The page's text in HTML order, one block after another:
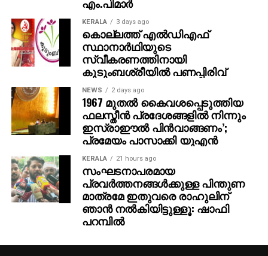
KERALA 3 days ago
കൊല്ലത്ത് എല്‍ഡിഎഫ്
സ്ഥാനാര്‍ഥിയുടെ
സ്വീകരണത്തിനായി
കുടുംബശ്രീയില്‍ പണപ്പിരിവ്
NEWS 2 days ago
1967 മുതല്‍ കൈവശപ്പെടുത്തിയ
ഫലസ്തീന്‍ പ്രദേശങ്ങളില്‍ നിന്നും
ഇസ്രാഈല്‍ പിന്‍വാങ്ങണം’;
പ്രമേയം പാസാക്കി യുഎന്‍
KERALA 21 hours ago
സംഘടനാപരമായ
പ്രവര്‍ത്തനങ്ങള്‍ക്കുള്ള പിന്തുണ
മാത്രമേ ഇതുവരെ രാഹുലിന്
ഞാന്‍ നല്‍കിയിട്ടുള്ളൂ: ഷാഫി
പറമ്പില്‍